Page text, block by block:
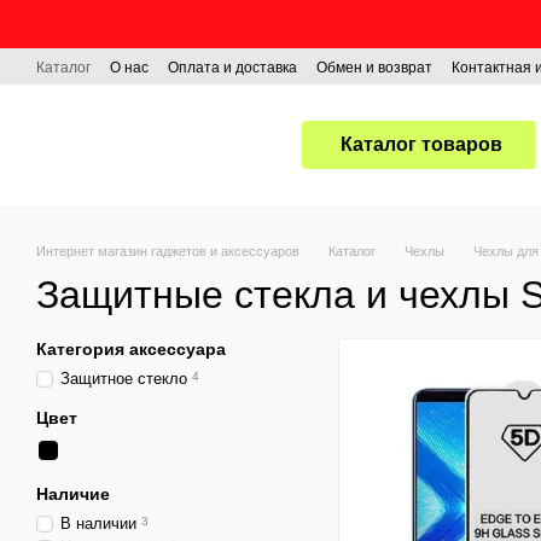
Каталог О нас Оплата и доставка Обмен и возврат Контактная
Каталог товаров
Интернет магазин гаджетов и аксессуаров Каталог Чехлы Чехлы для
Защитные стекла и чехлы
Категория аксессуара
Защитное стекло 4
Цвет
Наличие
В наличии 3